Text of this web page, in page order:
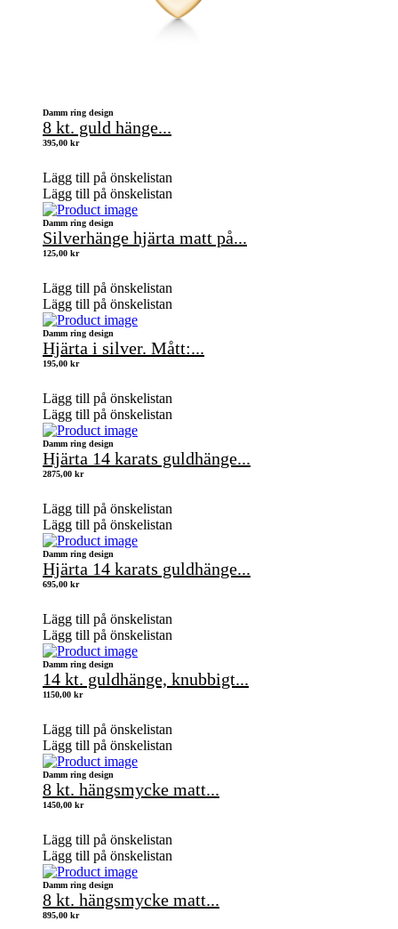
Damm ring design
8 kt. guld hänge...
395,00 kr
Lägg till på önskelistan
Lägg till på önskelistan
Damm ring design
Silverhänge hjärta matt på...
125,00 kr
Lägg till på önskelistan
Lägg till på önskelistan
Damm ring design
Hjärta i silver. Mått:...
195,00 kr
Lägg till på önskelistan
Lägg till på önskelistan
Damm ring design
Hjärta 14 karats guldhänge...
2875,00 kr
Lägg till på önskelistan
Lägg till på önskelistan
Damm ring design
Hjärta 14 karats guldhänge...
695,00 kr
Lägg till på önskelistan
Lägg till på önskelistan
Damm ring design
14 kt. guldhänge, knubbigt...
1150,00 kr
Lägg till på önskelistan
Lägg till på önskelistan
Damm ring design
8 kt. hängsmycke matt...
1450,00 kr
Lägg till på önskelistan
Lägg till på önskelistan
Damm ring design
8 kt. hängsmycke matt...
895,00 kr